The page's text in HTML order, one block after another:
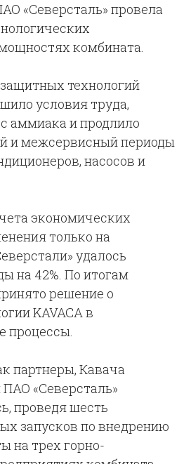
«Северсталь» провела
комбината.
технологий
условия труда,
аммиака и продлило
и межсервисный периоды
насосов и
экономических
только на
удалось
на 42%. По итогам
решение о
KAVACA в
процессы.
партнеры, Кавача
«Северсталь»
проведя шесть
запусков по внедрению
на трех горно-